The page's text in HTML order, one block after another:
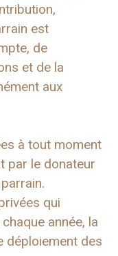
est
de
et de la
aux
à tout moment
par le donateur
qui
année, la
déploiement des